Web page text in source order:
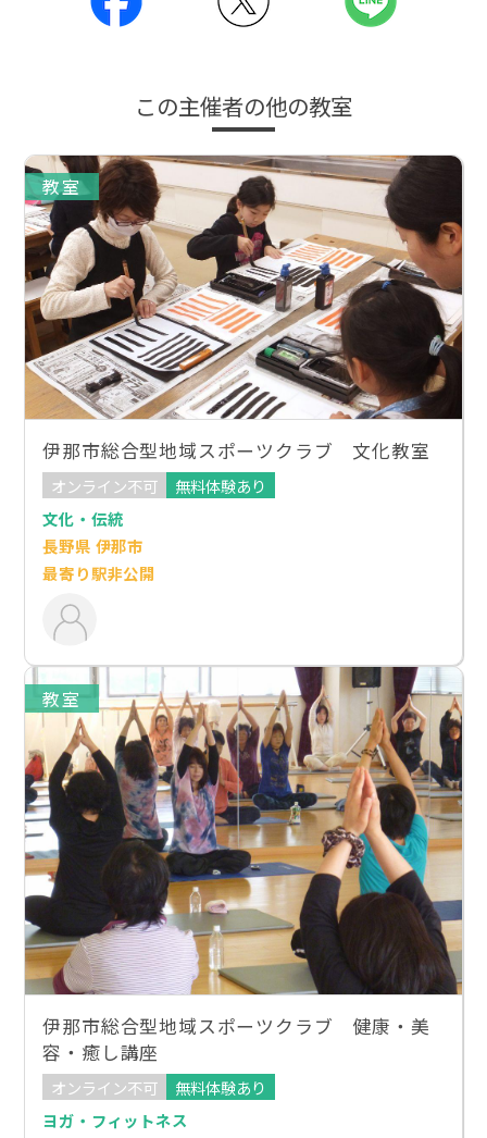
この主催者の他の教室
教室
伊那市総合型地域スポーツクラブ 文化教室
オンライン不可
無料体験あり
文化・伝統
長野県 伊那市
最寄り駅非公開
教室
伊那市総合型地域スポーツクラブ 健康・美
容・癒し講座
オンライン不可
無料体験あり
ヨガ・フィットネス